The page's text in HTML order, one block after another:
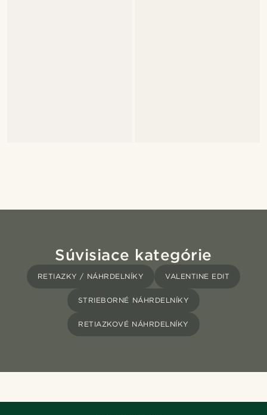
Súvisiace kategórie
RETIAZKY / NÁHRDELNÍKY VALENTINE EDIT
STRIEBORNÉ NÁHRDELNÍKY
RETIAZKOVÉ NÁHRDELNÍKY